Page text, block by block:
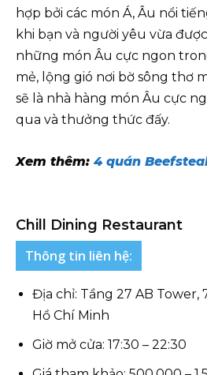
hợp bởi các món Á, Âu nổi
khi bạn và người yêu vừa
những món Âu cực ngon
mẻ, lộng gió nơi bờ sông thơ
sẽ là nhà hàng món Âu cực
qua và thưởng thức đấy.
Xem thêm: 4 quán
Chill Dining Restaurant
Thông tin liên hệ:
Địa chỉ: Tầng 27 AB Tower,
Hồ Chí Minh
Giờ mở cửa: 17:30 – 22:30